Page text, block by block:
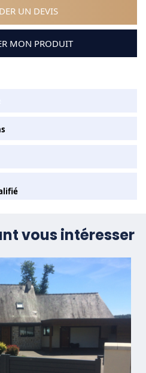
UN DEVIS
MON PRODUIT
vous intéresser